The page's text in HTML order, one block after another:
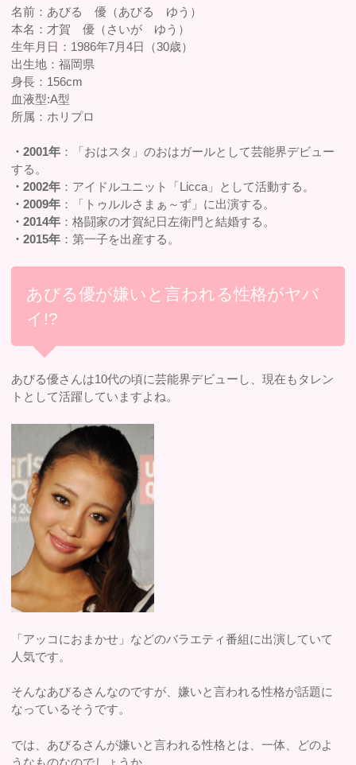
名前：あびる 優（あびる ゆう）
本名：才賀 優（さいが ゆう）
生年月日：1986年7月4日（30歳）
出生地：福岡県
身長：156cm
血液型:A型
所属：ホリプロ
・2001年 ：「おはスタ」のおはガールとして芸能界デビュー
する。
・2002年 ：アイドルユニット「Licca」として活動する。
・2009年 ：「トゥルルさまぁ～ず」に出演する。
・2014年 ：格闘家の才賀紀日左衛門と結婚する。
・2015年 ：第一子を出産する。
あびる優が嫌いと言われる性格がヤバ
イ!?
あびる優さんは10代の頃に芸能界デビューし、現在もタレン
トとして活躍していますよね。
「アッコにおまかせ」などのバラエティ番組に出演していて
人気です。
そんなあびるさんなのですが、嫌いと言われる性格が話題に
なっているそうです。
では、あびるさんが嫌いと言われる性格とは、一体、どのよ
うなものなのでしょうか。